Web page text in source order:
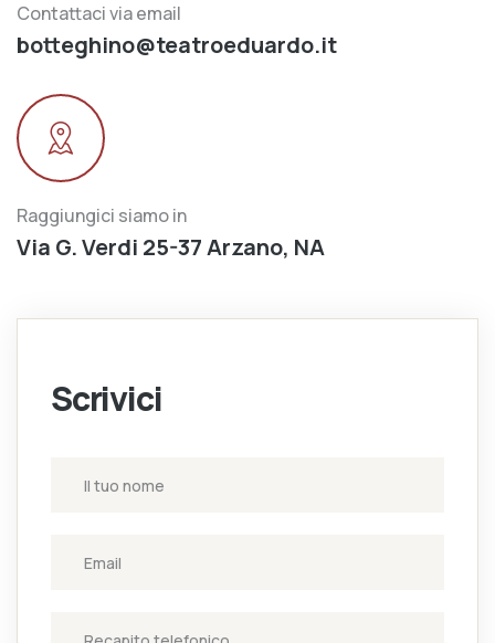
Contattaci via email
botteghino@teatroeduardo.it
Raggiungici siamo in
Via G. Verdi 25-37 Arzano, NA
Scrivici